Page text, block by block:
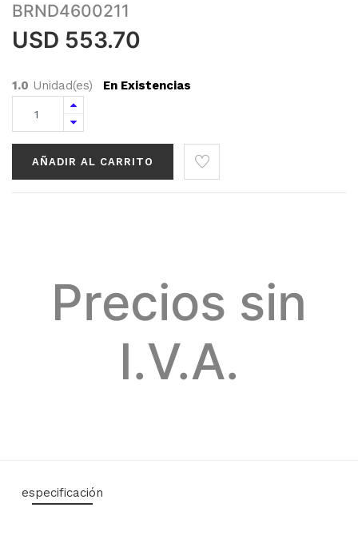
BRND4600211
USD 553.70
1.0 Unidad(es) En Existencias
AÑADIR AL CARRITO
Precios sin
I.V.A.
especificación